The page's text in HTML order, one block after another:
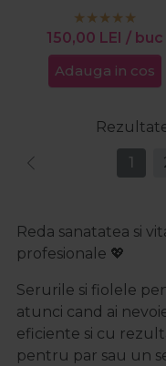
150,00 LEI / buc
Adauga in cos
1
Reda sanatatea si
profesionale 💖
Serurile si fiolele
atunci cand ai
eficiente si cu
pentru par sau un